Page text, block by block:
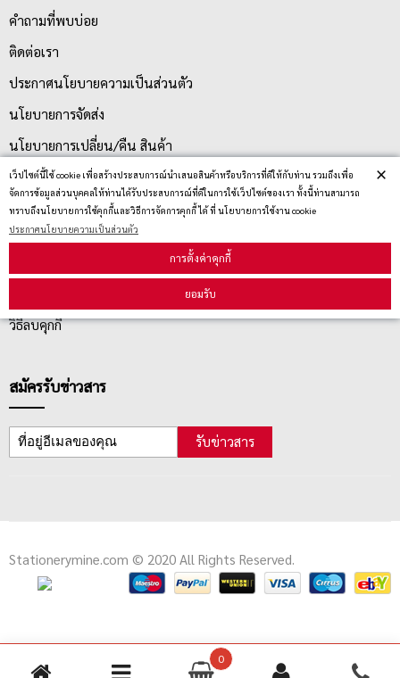
0
เว็ปไซต์นี้ใช้ cookie เพื่อสร้างประสบการณ์นำเสนอสินค้าหรือบริการที่ดีให้กับท่าน รวมถึงเพื่อ
จัดการข้อมูลส่วนบุคคลให้ท่านได้รับประสบการณ์ที่ดีในการใช้เว็ปไซต์ของเรา ทั้งนี้ท่านสามารถ
ทราบถึงนโยบายการใช้คุกกี้และวิธีการจัดการคุกกี้ ได้ ที่ นโยบายการใช้งาน cookie
ประกาศนโยบายความเป็นส่วนตัว
การตั้งค่าคุกกี้
ยอมรับ
×
คำถามที่พบบ่อย
ติดต่อเรา
ประกาศนโยบายความเป็นส่วนตัว
นโยบายการจัดส่ง
นโยบายการเปลี่ยน/คืน สินค้า
บริการลูกค้า
วิธีลบคุกกี้
สมัครรับข่าวสาร
รับข่าวสาร
Stationerymine.com © 2020 All Rights Reserved.